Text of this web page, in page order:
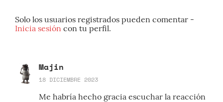
Solo los usuarios registrados pueden comentar -
Inicia sesión con tu perfil.
Majin
18 DICIEMBRE 2023
Me habría hecho gracia escuchar la reacción